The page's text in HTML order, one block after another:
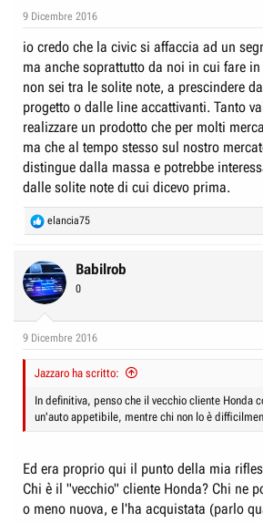
9 Dicembre 2016
io credo che la civic si affaccia ad un
ma anche soprattutto da noi in cui fare
non sei tra le solite note, a prescindere
progetto o dalle line accattivanti. Tanto
realizzare un prodotto che per molti
ma che al tempo stesso sul nostro
distingue dalla massa e potrebbe
dalle solite note di cui dicevo prima.
R
e
c
t
i
s
elancia75
Babilrob
0
9 Dicembre 2016
Jazzaro ha scritto:
In definitiva, penso che il vecchio cliente Honda
un'auto appetibile, mentre chi non lo è
Ed era proprio qui il punto della mia
Chi è il "vecchio" cliente Honda? Chi ne
o meno nuova, e l'ha acquistata (parlo